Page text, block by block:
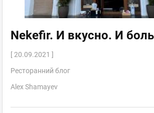
Nekefir. И вкусно. И
[ 20.09.2021 ]
Ресторанний блог
Alex Shamayev